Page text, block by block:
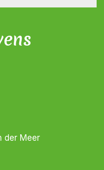
der Meer